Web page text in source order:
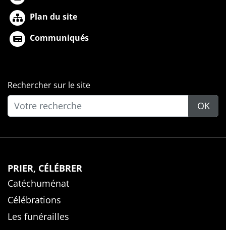
Plan du site
Communiqués
Rechercher sur le site
OK
PRIER, CÉLÉBRER
Catéchuménat
Célébrations
Les funérailles